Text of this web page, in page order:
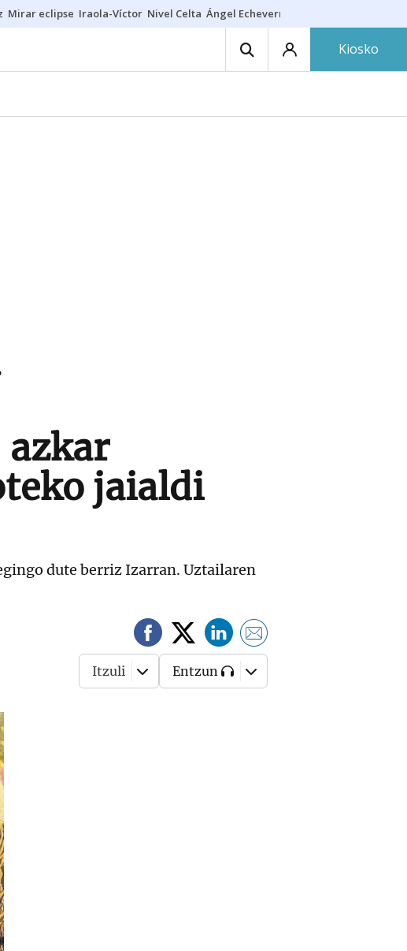
Mirar eclipse Iraola-Víctor Nivel Celta Ángel Echeverría
Kiosko
azkar
jaialdi
dute berriz Izarran. Uztailaren
Itzuli Entzun